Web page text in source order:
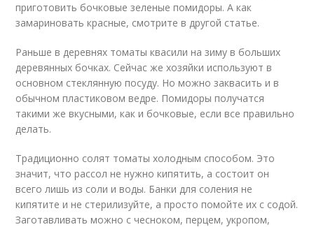
приготовить бочковые зеленые помидоры. А как
замариновать красные, смотрите в другой статье.
Раньше в деревнях томаты квасили на зиму в больших
деревянных бочках. Сейчас же хозяйки используют в
основном стеклянную посуду. Но можно заквасить и в
обычном пластиковом ведре. Помидоры получатся
такими же вкусными, как и бочковые, если все правильно
делать.
Традиционно солят томаты холодным способом. Это
значит, что рассол не нужно кипятить, а состоит он
всего лишь из соли и воды. Банки для соления не
кипятите и не стерилизуйте, а просто помойте их с содой.
Заготавливать можно с чесноком, перцем, укропом,